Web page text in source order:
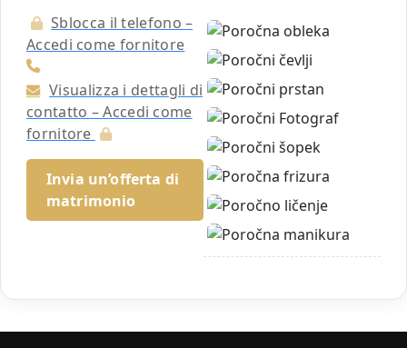
Sblocca il telefono –
Accedi come fornitore
Visualizza i dettagli di
contatto – Accedi come
fornitore
Invia un’offerta di
matrimonio